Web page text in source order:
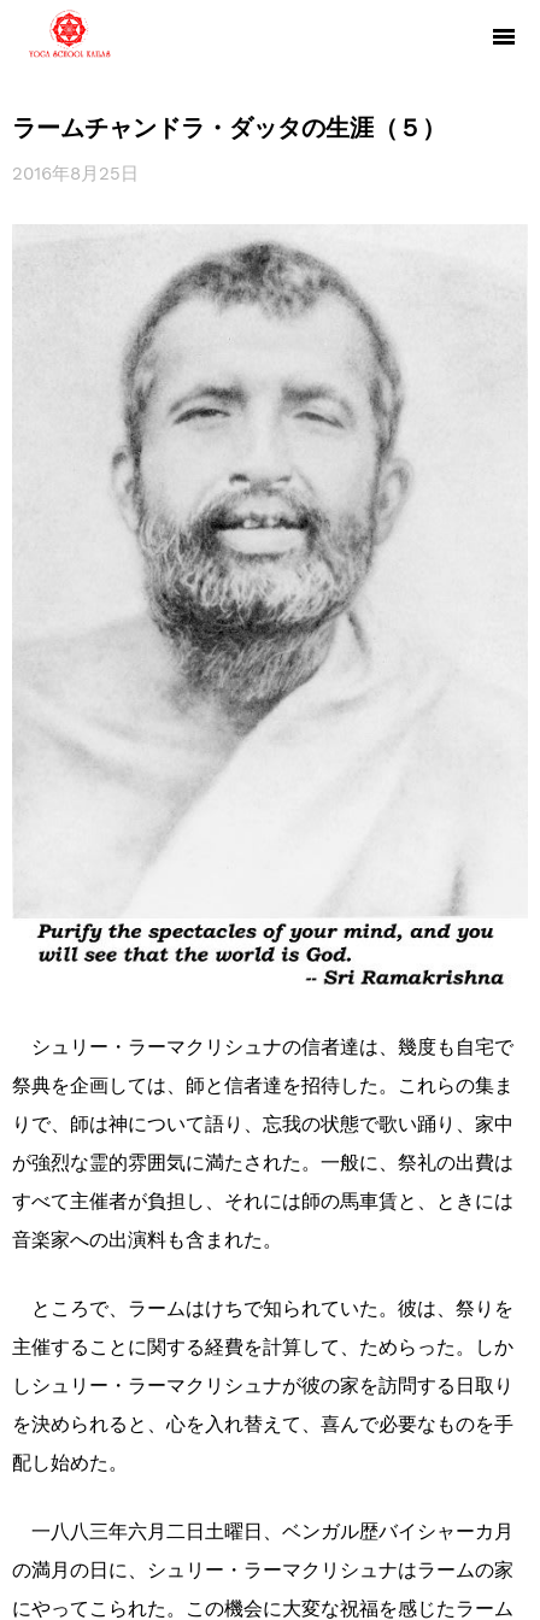
ラームチャンドラ・ダッタの生涯（５）
2016年8月25日
シュリー・ラーマクリシュナの信者達は、幾度も自宅で
祭典を企画しては、師と信者達を招待した。これらの集ま
りで、師は神について語り、忘我の状態で歌い踊り、家中
が強烈な霊的雰囲気に満たされた。一般に、祭礼の出費は
すべて主催者が負担し、それには師の馬車賃と、ときには
音楽家への出演料も含まれた。
ところで、ラームはけちで知られていた。彼は、祭りを
主催することに関する経費を計算して、ためらった。しか
しシュリー・ラーマクリシュナが彼の家を訪問する日取り
を決められると、心を入れ替えて、喜んで必要なものを手
配し始めた。
一八八三年六月二日土曜日、ベンガル歴バイシャーカ月
の満月の日に、シュリー・ラーマクリシュナはラームの家
にやってこられた。この機会に大変な祝福を感じたラーム